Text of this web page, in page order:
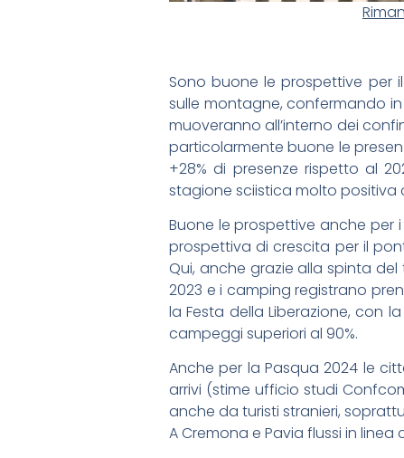
Sono buone le prospettive per
sulle montagne, confermando
muoveranno all’interno dei
particolarmente buone le
+28% di presenze rispetto al
stagione sciistica molto
Buone le prospettive anche per
prospettiva di crescita per il
Qui, anche grazie alla spinta
2023 e i camping registrano
la Festa della Liberazione, con
campeggi superiori al 90%.
Anche per la Pasqua 2024 le
arrivi (stime ufficio studi
anche da turisti stranieri,
A Cremona e Pavia flussi in